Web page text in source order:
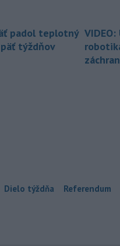
padol teplotný
týždňov
Dielo týždňa Referendum